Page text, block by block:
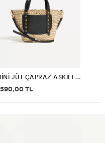
MINI JÜT ÇAPRAZ ASKILI ÇANTA
bilgisi
TL